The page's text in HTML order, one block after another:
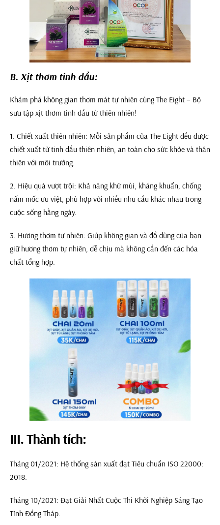
B. Xịt thơm tinh dầu:
Khám phá không gian thơm mát tự nhiên cùng The Eight – Bộ
sưu tập xịt thơm tinh dầu từ thiên nhiên!
1. Chiết xuất thiên nhiên: Mỗi sản phẩm của The Eight đều được
chiết xuất từ tinh dầu thiên nhiên, an toàn cho sức khỏe và thân
thiện với môi trường.
2. Hiệu quả vượt trội: Khả năng khử mùi, kháng khuẩn, chống
nấm mốc ưu việt, phù hợp với nhiều nhu cầu khác nhau trong
cuộc sống hằng ngày.
3. Hương thơm tự nhiên: Giúp không gian và đồ dùng của bạn
giữ hương thơm tự nhiên, dễ chịu mà không cần đến các hóa
chất tổng hợp.
III. Thành tích:
Tháng 01/2021: Hệ thống sản xuất đạt Tiêu chuẩn ISO 22000:
2018.
Tháng 10/2021: Đạt Giải Nhất Cuộc Thi Khởi Nghiệp Sáng Tạo
Tỉnh Đồng Tháp.